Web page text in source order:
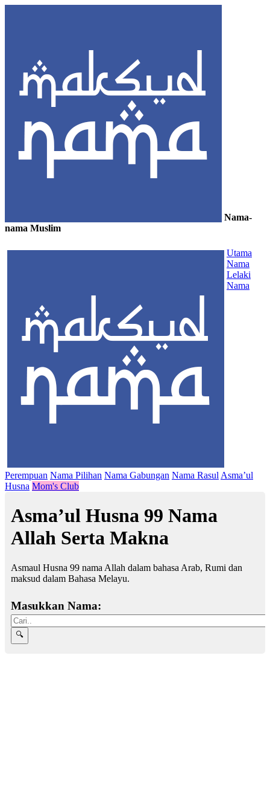
Nama-
nama Muslim
Utama
Nama
Lelaki
Nama
Perempuan Nama Pilihan Nama Gabungan Nama Rasul Asma’ul
Husna Mom's Club
Asma’ul Husna 99 Nama
Allah Serta Makna
Asmaul Husna 99 nama Allah dalam bahasa Arab, Rumi dan
maksud dalam Bahasa Melayu.
Masukkan Nama: